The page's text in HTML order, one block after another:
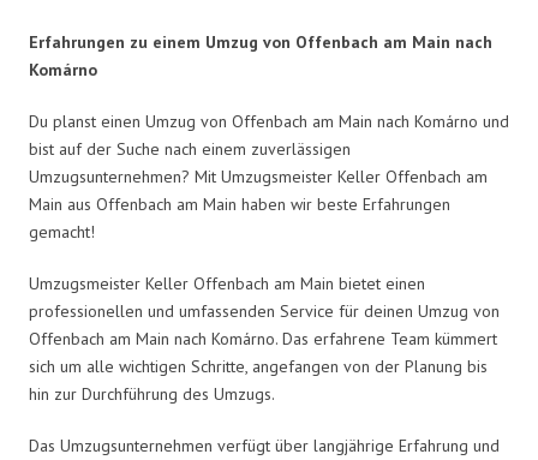
Erfahrungen zu einem Umzug von Offenbach am Main nach
Komárno
Du planst einen Umzug von Offenbach am Main nach Komárno und
bist auf der Suche nach einem zuverlässigen
Umzugsunternehmen? Mit Umzugsmeister Keller Offenbach am
Main aus Offenbach am Main haben wir beste Erfahrungen
gemacht!
Umzugsmeister Keller Offenbach am Main bietet einen
professionellen und umfassenden Service für deinen Umzug von
Offenbach am Main nach Komárno. Das erfahrene Team kümmert
sich um alle wichtigen Schritte, angefangen von der Planung bis
hin zur Durchführung des Umzugs.
Das Umzugsunternehmen verfügt über langjährige Erfahrung und